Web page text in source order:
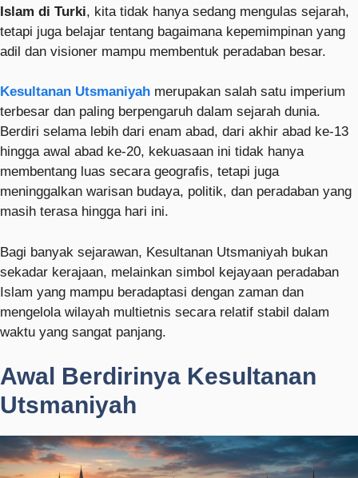
Islam di Turki, kita tidak hanya sedang mengulas sejarah,
tetapi juga belajar tentang bagaimana kepemimpinan yang
adil dan visioner mampu membentuk peradaban besar.
Kesultanan Utsmaniyah merupakan salah satu imperium
terbesar dan paling berpengaruh dalam sejarah dunia.
Berdiri selama lebih dari enam abad, dari akhir abad ke-13
hingga awal abad ke-20, kekuasaan ini tidak hanya
membentang luas secara geografis, tetapi juga
meninggalkan warisan budaya, politik, dan peradaban yang
masih terasa hingga hari ini.
Bagi banyak sejarawan, Kesultanan Utsmaniyah bukan
sekadar kerajaan, melainkan simbol kejayaan peradaban
Islam yang mampu beradaptasi dengan zaman dan
mengelola wilayah multietnis secara relatif stabil dalam
waktu yang sangat panjang.
Awal Berdirinya Kesultanan
Utsmaniyah